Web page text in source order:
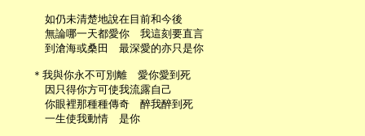
     如仍未清楚地說在目前和今後
     無論哪一天都愛你　我這刻要直言
     到滄海或桑田　最深愛的亦只是你
   ＊我與你永不可別離　愛你愛到死
     因只得你方可使我流露自己
     你眼裡那種種傳奇　醉我醉到死
     一生使我動情　是你